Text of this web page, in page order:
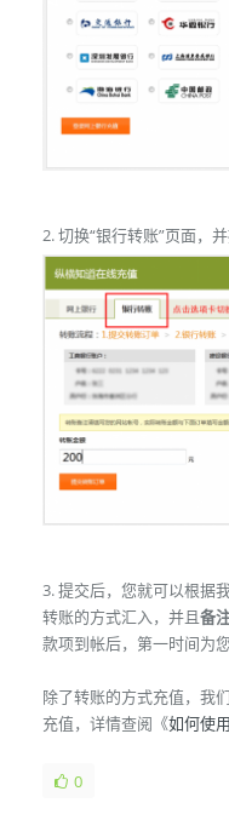
2. 切换“银行转账”页面，
3. 提交后，您就可以根据
转账的方式汇入，并且备
款项到帐后，第一时间为
除了转账的方式充值，我
充值，详情查阅《如何使
0